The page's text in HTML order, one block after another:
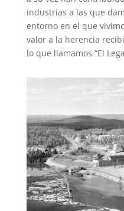
industrias a las que
entorno en el que
valor a la herencia
lo que llamamos “El